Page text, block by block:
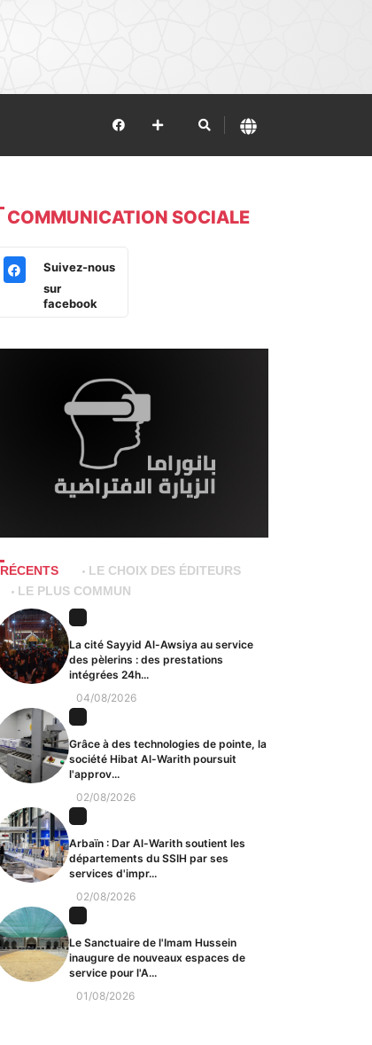
COMMUNICATION SOCIALE
Suivez-nous
sur
facebook
RÉCENTS
LE CHOIX DES ÉDITEURS
LE PLUS COMMUN
La cité Sayyid Al-Awsiya au service
des pèlerins : des prestations
intégrées 24h...
04/08/2026
Grâce à des technologies de pointe, la
société Hibat Al-Warith poursuit
l'approv...
02/08/2026
Arbaïn : Dar Al-Warith soutient les
départements du SSIH par ses
services d'impr...
02/08/2026
Le Sanctuaire de l'Imam Hussein
inaugure de nouveaux espaces de
service pour l'A...
01/08/2026